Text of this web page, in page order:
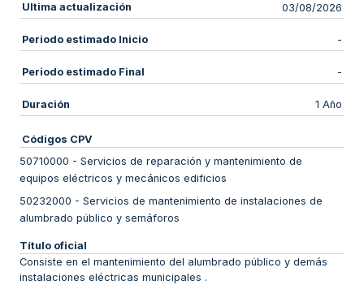
Ultima actualización 03/08/2026
Periodo estimado Inicio -
Periodo estimado Final -
Duración 1 Año
Códigos CPV
50710000 - Servicios de reparación y mantenimiento de
equipos eléctricos y mecánicos edificios
50232000 - Servicios de mantenimiento de instalaciones de
alumbrado público y semáforos
Título oficial
Consiste en el mantenimiento del alumbrado público y demás
instalaciones eléctricas municipales .